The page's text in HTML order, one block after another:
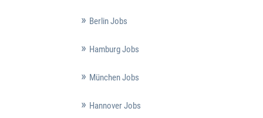
Berlin Jobs
Hamburg Jobs
München Jobs
Hannover Jobs